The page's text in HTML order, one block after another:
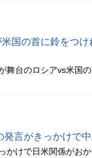
国の首に鈴をつ
舞台のロシアvs米国
言がきっかけで中
かけで日米関係がお